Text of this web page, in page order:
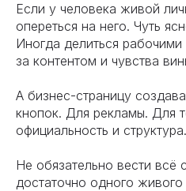
Если у человека живой
опереться на него. Чуть
Иногда делиться
за контентом и чувства
А бизнес-страницу
кнопок. Для рекламы. Для
официальность и структура.
Не обязательно вести всё
достаточно одного